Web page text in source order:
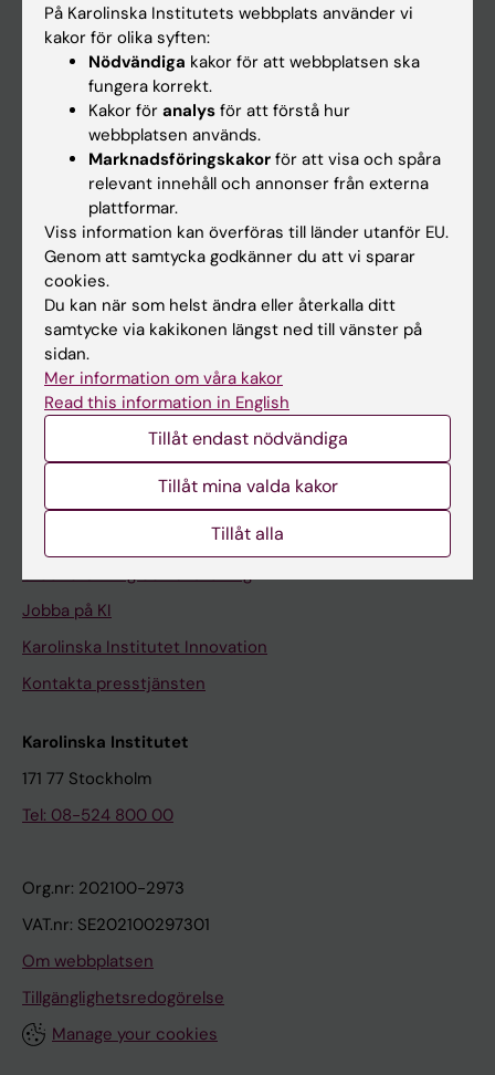
Nyheter
Kalender
Student
Schema
Studentmejlen
Kurs- och programwebbar
Student på KI
Medarbetare
Medarbetarportalen
Kontakta och besök KI
Stöd forskning och utbildning
Jobba på KI
Karolinska Institutet Innovation
Kontakta presstjänsten
Karolinska Institutet
171 77 Stockholm
Tel: 08-524 800 00
Org.nr: 202100-2973
VAT.nr: SE202100297301
Om webbplatsen
Tillgänglighetsredogörelse
Manage your cookies
På Karolinska Institutets webbplats använder vi
kakor för olika syften:
Nödvändiga kakor för att webbplatsen ska
fungera korrekt.
Kakor för analys för att förstå hur
webbplatsen används.
Marknadsföringskakor för att visa och spåra
relevant innehåll och annonser från externa
plattformar.
Viss information kan överföras till länder utanför EU.
Genom att samtycka godkänner du att vi sparar
cookies.
Du kan när som helst ändra eller återkalla ditt
samtycke via kakikonen längst ned till vänster på
sidan.
Mer information om våra kakor
Read this information in English
Tillåt endast nödvändiga
Tillåt mina valda kakor
Tillåt alla